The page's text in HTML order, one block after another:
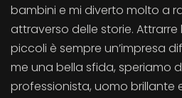
bambini e mi diverto molto a
attraverso delle storie. Attrarre
piccoli è sempre un’impresa
me una bella sfida, speriamo
professionista, uomo brillante